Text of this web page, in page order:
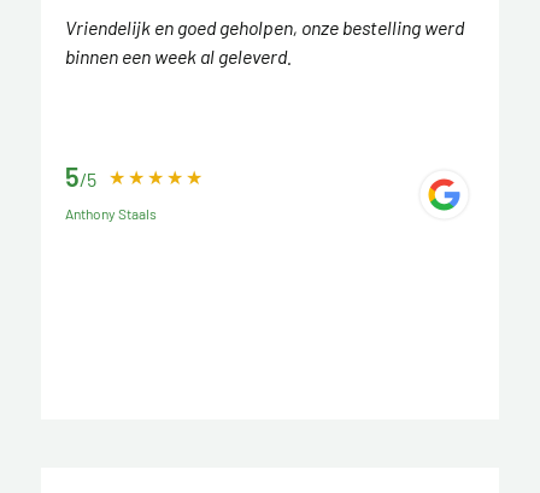
Vriendelijk en goed geholpen, onze bestelling werd
binnen een week al geleverd.
5/5
Anthony Staals